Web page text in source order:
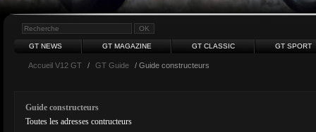
GT NEWS GT MAGAZINE GT CLASSIC GT SPORT
Accueil V12 GT / GT Guide / Guide constructeurs
Guide constructeurs
Toutes les adresses contructeurs